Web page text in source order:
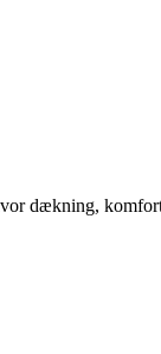
dækning,